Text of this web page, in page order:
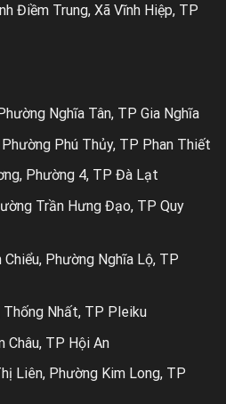
Điềm Trung, Xã Vĩnh Hiệp, TP
Nghĩa Tân, TP Gia Nghĩa
Phú Thủy, TP Phan Thiết
Phường 4, TP Đà Lạt
Trần Hưng Đạo, TP Quy
Chiểu, Phường Nghĩa Lộ, TP
Thống Nhất, TP Pleiku
Châu, TP Hội An
Liên, Phường Kim Long, TP